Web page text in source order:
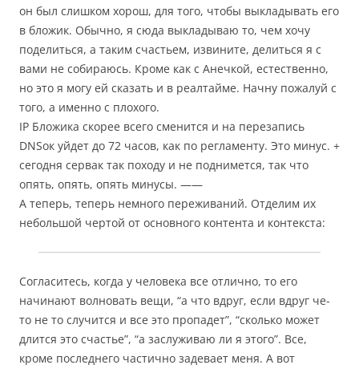
он был слишком хорош, для того, чтобы выкладывать его
в бложик. Обычно, я сюда выкладываю то, чем хочу
поделиться, а таким счастьем, извините, делиться я с
вами не собираюсь. Кроме как с Анечкой, естественно,
но это я могу ей сказать и в реалтайме. Начну пожалуй с
того, а именно с плохого.
IP Бложика скорее всего сменится и на перезапись
DNSок уйдет до 72 часов, как по регламенту. Это минус. +
сегодня сервак так походу и не поднимется, так что
опять, опять, опять минусы. ——
А теперь, теперь немного переживаний. Отделим их
небольшой чертой от основного контента и контекста:
Согласитесь, когда у человека все отлично, то его
начинают волновать вещи, “а что вдруг, если вдруг че-
то не то случится и все это пропадет”, “сколько может
длится это счастье”, “а заслуживаю ли я этого”. Все,
кроме последнего частично задевает меня. А вот